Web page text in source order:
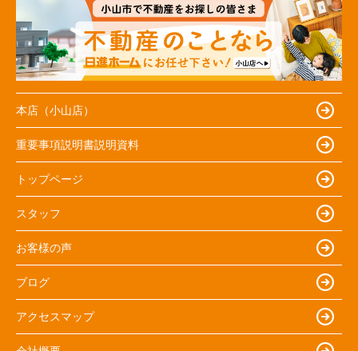
本店（小山店）
重要事項説明書説明資料
トップページ
スタッフ
お客様の声
ブログ
アクセスマップ